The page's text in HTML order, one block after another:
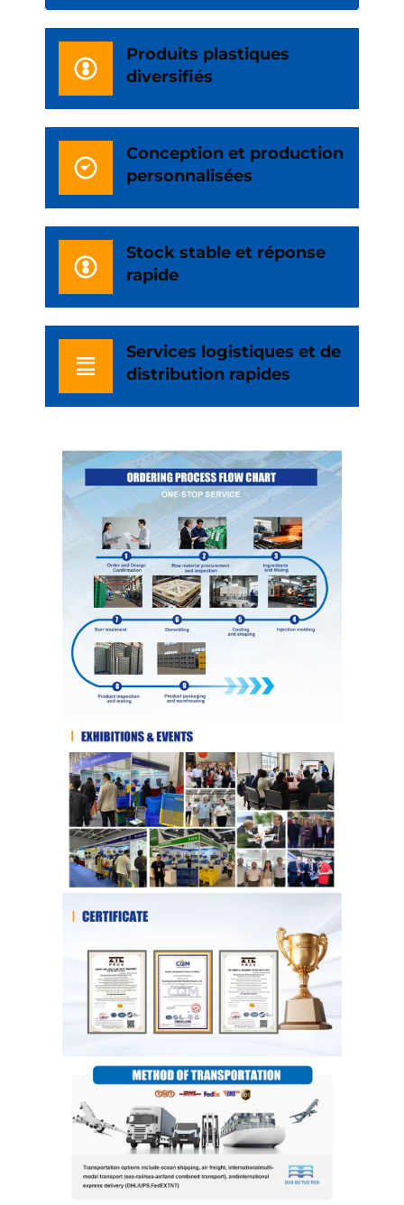
Produits plastiques
diversifiés
Conception et production
personnalisées
Stock stable et réponse
rapide
Services logistiques et de
distribution rapides